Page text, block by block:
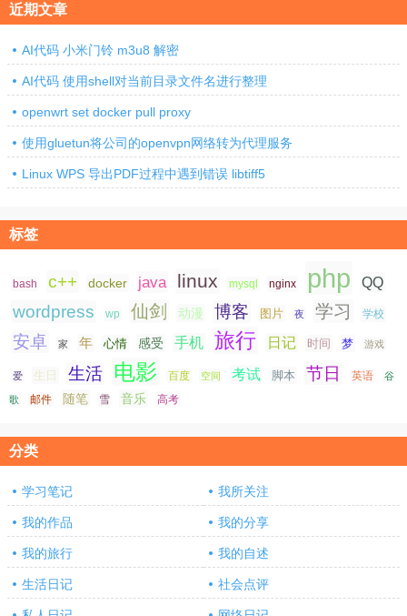
近期文章
AI代码 小米门铃 m3u8 解密
AI代码 使用shell对当前目录文件名进行整理
openwrt set docker pull proxy
使用gluetun将公司的openvpn网络转为代理服务
Linux WPS 导出PDF过程中遇到错误 libtiff5
标签
bash c++ docker java linux mysql nginx php QQ
wordpress wp 仙剑 动漫 博客 图片 夜 学习 学校
安卓 家 年 心情 感受 手机 旅行 日记 时间 梦 游戏
爱 生日 生活 电影 百度 空间 考试 脚本 节日 英语 谷
歌 邮件 随笔 雪 音乐 高考
分类
学习笔记 我所关注
我的作品 我的分享
我的旅行 我的自述
生活日记 社会点评